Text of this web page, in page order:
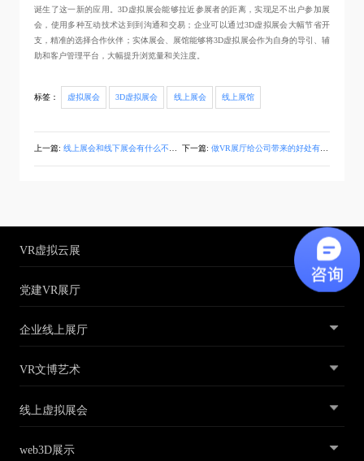
诞生了这一新的应用。3D虚拟展会能够拉近参展者的距离，实现足不出户参加展
会，使用多种互动技术达到到沟通和交易；企业可以通过3D虚拟展会大幅节省开
支，精准的选择合作伙伴；实体展会、展馆能够将3D虚拟展会作为自身的导引、辅
助和客户管理平台，大幅提升浏览量和关注度。
标签： 虚拟展会 3D虚拟展会 线上展会 线上展馆
上一篇: 线上展会和线下展会有什么不同？ 下一篇: 做VR展厅给公司带来的好处有哪些?
VR虚拟云展
党建VR展厅
企业线上展厅
VR文博艺术
线上虚拟展会
web3D展示